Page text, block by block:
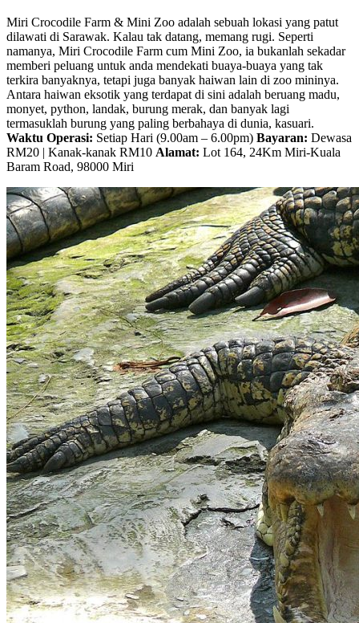
Miri Crocodile Farm & Mini Zoo adalah sebuah lokasi yang patut
dilawati di Sarawak. Kalau tak datang, memang rugi. Seperti
namanya, Miri Crocodile Farm cum Mini Zoo, ia bukanlah sekadar
memberi peluang untuk anda mendekati buaya-buaya yang tak
terkira banyaknya, tetapi juga banyak haiwan lain di zoo mininya.
Antara haiwan eksotik yang terdapat di sini adalah beruang madu,
monyet, python, landak, burung merak, dan banyak lagi
termasuklah burung yang paling berbahaya di dunia, kasuari.
Waktu Operasi: Setiap Hari (9.00am – 6.00pm) Bayaran: Dewasa
RM20 | Kanak-kanak RM10 Alamat: Lot 164, 24Km Miri-Kuala
Baram Road, 98000 Miri